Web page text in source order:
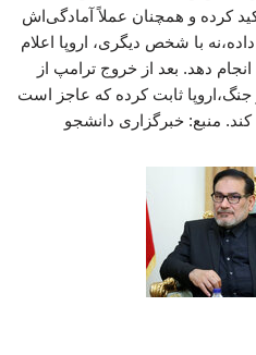
کرده و همچنان عملاً آمادگی‌اش
با شخص دیگری، اروپا اعلام
دهد. بعد از خروج ترامپ از
ثابت کرده که عاجز است
منبع: خبرگزاری دانشجو